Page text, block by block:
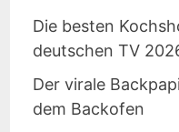
Die besten
deutschen TV
Der virale
dem Backofen